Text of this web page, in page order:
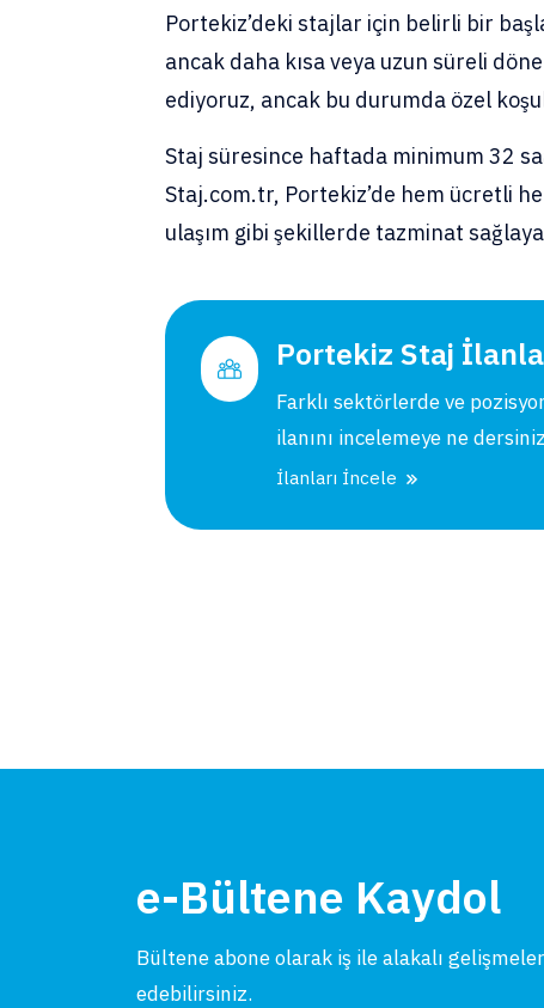
Portekiz’deki stajlar için belirli bir
ancak daha kısa veya uzun süreli
ediyoruz, ancak bu durumda özel
Staj süresince haftada minimum 32
Staj.com.tr, Portekiz’de hem ücretli
ulaşım gibi şekillerde tazminat
Portekiz Staj
Farklı sektörlerde ve
ilanını incelemeye ne
İlanları İncele
e-Bültene Kaydol
Bültene abone olarak iş ile alakalı
edebilirsiniz.